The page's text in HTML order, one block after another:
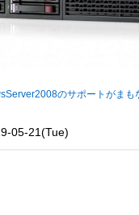
のサポートがまも
05-21(Tue)